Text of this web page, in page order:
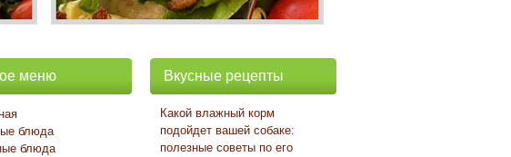
меню
блюда
блюда
Вкусные рецепты
Какой влажный корм
подойдет вашей собаке:
полезные советы по его